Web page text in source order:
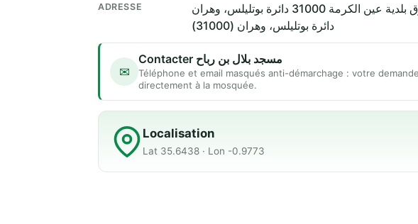
ADRESSE
دائرة بوتليلس، وهران (31000)
✉
Contacter مسجد بلال بن رباح
Téléphone et email masqués anti-démarchage : votre
directement à la mosquée.
Localisation
Lat 35.6438 · Lon -0.9773